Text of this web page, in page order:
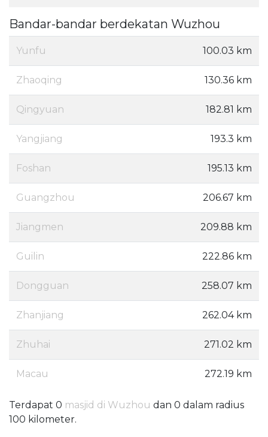
Bandar-bandar berdekatan Wuzhou
Yunfu 100.03 km
Zhaoqing 130.36 km
Qingyuan 182.81 km
Yangjiang 193.3 km
Foshan 195.13 km
Guangzhou 206.67 km
Jiangmen 209.88 km
Guilin 222.86 km
Dongguan 258.07 km
Zhanjiang 262.04 km
Zhuhai 271.02 km
Macau 272.19 km
Terdapat 0 masjid di Wuzhou dan 0 dalam radius
100 kilometer.